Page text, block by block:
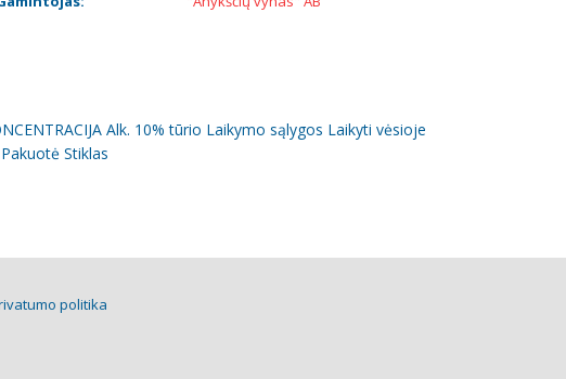
Alk. 10% tūrio Laikymo sąlygos Laikyti vėsioje
Stiklas
politika